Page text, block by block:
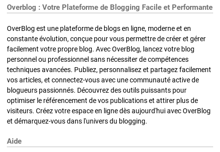
Overblog : Votre Plateforme de Blogging Facile et Performante
OverBlog est une plateforme de blogs en ligne, moderne et en
constante évolution, conçue pour vous permettre de créer et gérer
facilement votre propre blog. Avec OverBlog, lancez votre blog
personnel ou professionnel sans nécessiter de compétences
techniques avancées. Publiez, personnalisez et partagez facilement
vos articles, et connectez-vous avec une communauté active de
blogueurs passionnés. Découvrez des outils puissants pour
optimiser le référencement de vos publications et attirer plus de
visiteurs. Créez votre espace en ligne dès aujourd'hui avec OverBlog
et démarquez-vous dans l'univers du blogging.
Aide